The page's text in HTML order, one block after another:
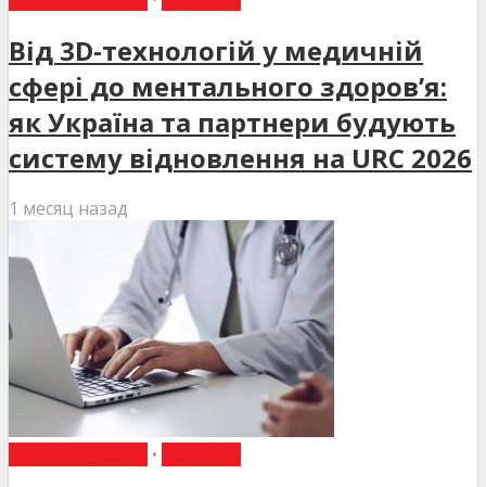
Від 3D-технологій у медичній
сфері до ментального здоров’я:
як Україна та партнери будують
систему відновлення на URC 2026
1 месяц назад
•